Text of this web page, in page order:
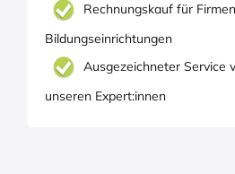
Rechnungskauf für
Bildungseinrichtungen
Ausgezeichneter Service
unseren Expert:innen